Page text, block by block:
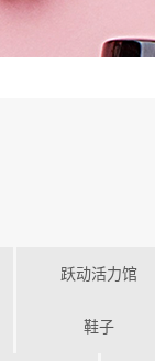
跃动活力馆
鞋子